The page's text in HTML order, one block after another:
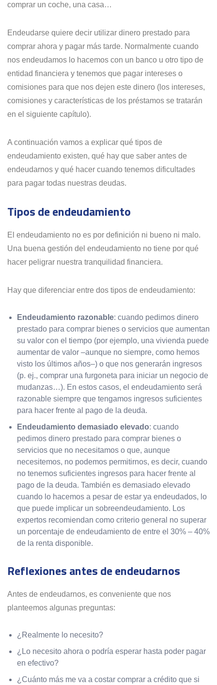
comprar un coche, una casa…
Endeudarse quiere decir utilizar dinero prestado para
comprar ahora y pagar más tarde. Normalmente cuando
nos endeudamos lo hacemos con un banco u otro tipo de
entidad financiera y tenemos que pagar intereses o
comisiones para que nos dejen este dinero (los intereses,
comisiones y características de los préstamos se tratarán
en el siguiente capítulo).
A continuación vamos a explicar qué tipos de
endeudamiento existen, qué hay que saber antes de
endeudarnos y qué hacer cuando tenemos dificultades
para pagar todas nuestras deudas.
Tipos de endeudamiento
El endeudamiento no es por definición ni bueno ni malo.
Una buena gestión del endeudamiento no tiene por qué
hacer peligrar nuestra tranquilidad financiera.
Hay que diferenciar entre dos tipos de endeudamiento:
Endeudamiento razonable: cuando pedimos dinero
prestado para comprar bienes o servicios que aumentan
su valor con el tiempo (por ejemplo, una vivienda puede
aumentar de valor –aunque no siempre, como hemos
visto los últimos años–) o que nos generarán ingresos
(p. ej., comprar una furgoneta para iniciar un negocio de
mudanzas…). En estos casos, el endeudamiento será
razonable siempre que tengamos ingresos suficientes
para hacer frente al pago de la deuda.
Endeudamiento demasiado elevado: cuando
pedimos dinero prestado para comprar bienes o
servicios que no necesitamos o que, aunque
necesitemos, no podemos permitirnos, es decir, cuando
no tenemos suficientes ingresos para hacer frente al
pago de la deuda. También es demasiado elevado
cuando lo hacemos a pesar de estar ya endeudados, lo
que puede implicar un sobreendeudamiento. Los
expertos recomiendan como criterio general no superar
un porcentaje de endeudamiento de entre el 30% – 40%
de la renta disponible.
Reflexiones antes de endeudarnos
Antes de endeudarnos, es conveniente que nos
planteemos algunas preguntas:
¿Realmente lo necesito?
¿Lo necesito ahora o podría esperar hasta poder pagar
en efectivo?
¿Cuánto más me va a costar comprar a crédito que si